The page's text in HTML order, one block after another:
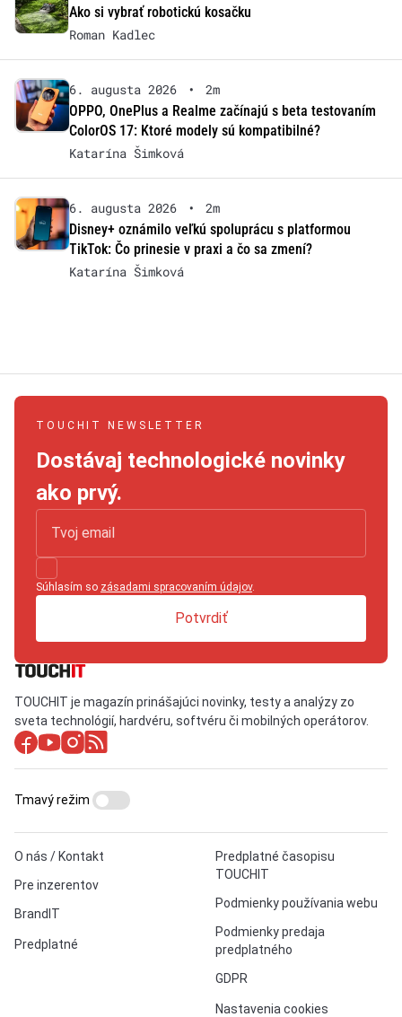
Ako si vybrať robotickú kosačku
Roman Kadlec
6. augusta 2026 •
2m
OPPO, OnePlus a Realme začínajú s beta testovaním
ColorOS 17: Ktoré modely sú kompatibilné?
Katarína Šimková
6. augusta 2026 •
2m
Disney+ oznámilo veľkú spoluprácu s platformou
TikTok: Čo prinesie v praxi a čo sa zmení?
Katarína Šimková
TOUCHIT NEWSLETTER
Dostávaj technologické novinky
ako prvý.
Súhlasím so zásadami spracovaním údajov.
Potvrdiť
TOUCHIT je magazín prinášajúci novinky, testy a analýzy zo
sveta technológií, hardvéru, softvéru či mobilných operátorov.
O nás / Kontakt
Pre inzerentov
BrandIT
Predplatné
Predplatné časopisu
TOUCHIT
Podmienky používania webu
Podmienky predaja
predplatného
GDPR
Nastavenia cookies
Tmavý režim